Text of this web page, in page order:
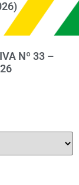
Nº 33 –